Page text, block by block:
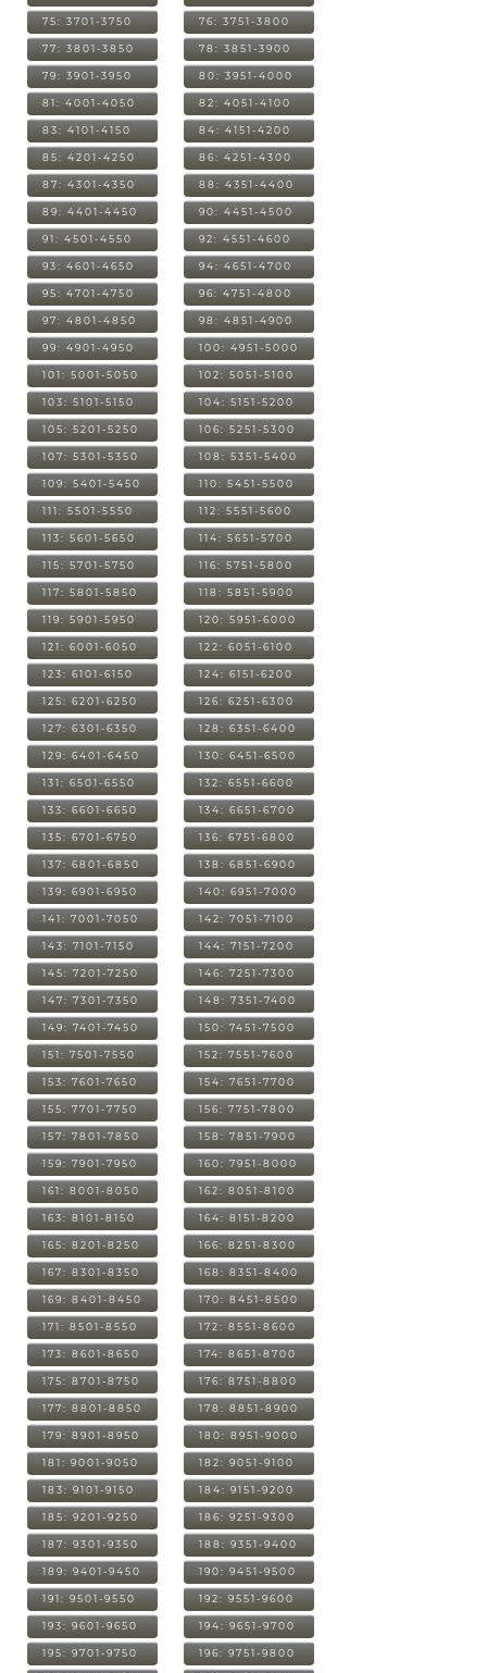
75: 3701-3750 76: 3751-3800
77: 3801-3850 78: 3851-3900
79: 3901-3950 80: 3951-4000
81: 4001-4050 82: 4051-4100
83: 4101-4150 84: 4151-4200
85: 4201-4250 86: 4251-4300
87: 4301-4350 88: 4351-4400
89: 4401-4450 90: 4451-4500
91: 4501-4550 92: 4551-4600
93: 4601-4650 94: 4651-4700
95: 4701-4750 96: 4751-4800
97: 4801-4850 98: 4851-4900
99: 4901-4950 100: 4951-5000
101: 5001-5050 102: 5051-5100
103: 5101-5150 104: 5151-5200
105: 5201-5250 106: 5251-5300
107: 5301-5350 108: 5351-5400
109: 5401-5450 110: 5451-5500
111: 5501-5550 112: 5551-5600
113: 5601-5650 114: 5651-5700
115: 5701-5750 116: 5751-5800
117: 5801-5850 118: 5851-5900
119: 5901-5950 120: 5951-6000
121: 6001-6050 122: 6051-6100
123: 6101-6150 124: 6151-6200
125: 6201-6250 126: 6251-6300
127: 6301-6350 128: 6351-6400
129: 6401-6450 130: 6451-6500
131: 6501-6550 132: 6551-6600
133: 6601-6650 134: 6651-6700
135: 6701-6750 136: 6751-6800
137: 6801-6850 138: 6851-6900
139: 6901-6950 140: 6951-7000
141: 7001-7050 142: 7051-7100
143: 7101-7150 144: 7151-7200
145: 7201-7250 146: 7251-7300
147: 7301-7350 148: 7351-7400
149: 7401-7450 150: 7451-7500
151: 7501-7550 152: 7551-7600
153: 7601-7650 154: 7651-7700
155: 7701-7750 156: 7751-7800
157: 7801-7850 158: 7851-7900
159: 7901-7950 160: 7951-8000
161: 8001-8050 162: 8051-8100
163: 8101-8150 164: 8151-8200
165: 8201-8250 166: 8251-8300
167: 8301-8350 168: 8351-8400
169: 8401-8450 170: 8451-8500
171: 8501-8550 172: 8551-8600
173: 8601-8650 174: 8651-8700
175: 8701-8750 176: 8751-8800
177: 8801-8850 178: 8851-8900
179: 8901-8950 180: 8951-9000
181: 9001-9050 182: 9051-9100
183: 9101-9150 184: 9151-9200
185: 9201-9250 186: 9251-9300
187: 9301-9350 188: 9351-9400
189: 9401-9450 190: 9451-9500
191: 9501-9550 192: 9551-9600
193: 9601-9650 194: 9651-9700
195: 9701-9750 196: 9751-9800